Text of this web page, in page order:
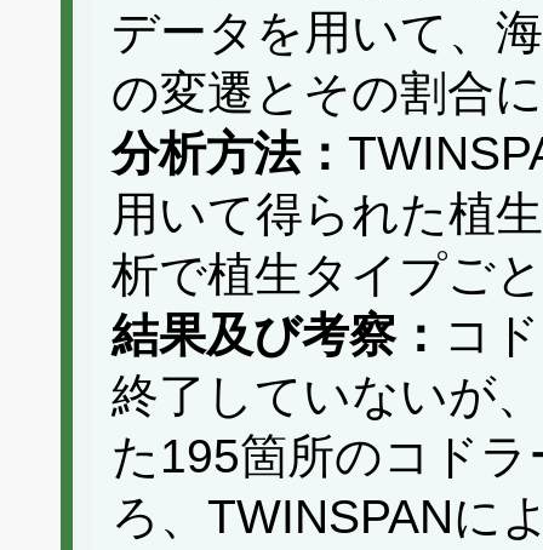
データを用いて、
の変遷とその割合
分析方法：
用いて得られた植
析で植生タイプご
結果及び考察： コ
終了していないが
た195箇所のコド
ろ、TWINSPANに